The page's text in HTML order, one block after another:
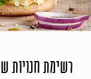
רשימת חנויות